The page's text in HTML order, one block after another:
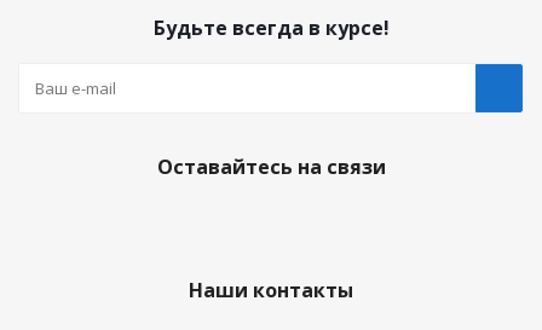
Будьте всегда в курсе!
Оставайтесь на связи
Наши контакты